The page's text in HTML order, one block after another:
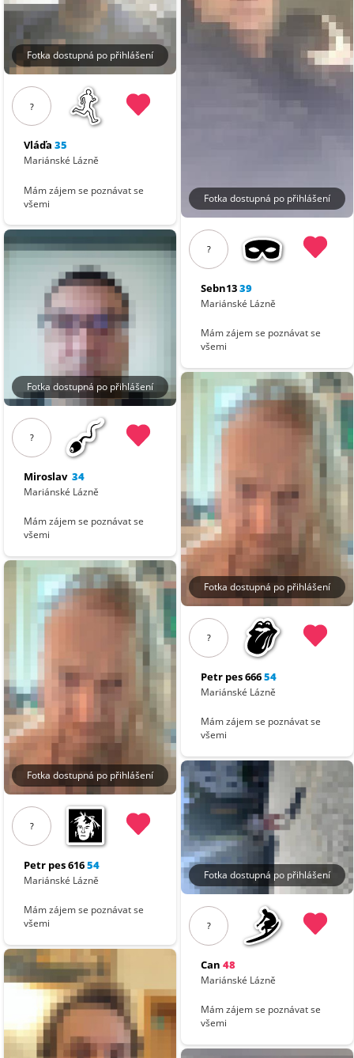
Fotka dostupná po přihlášení
?
Vláďa 35
Mariánské Lázně
Mám zájem se poznávat se
všemi
Fotka dostupná po přihlášení
?
Miroslav 34
Mariánské Lázně
Mám zájem se poznávat se
všemi
Fotka dostupná po přihlášení
?
Petr pes 61654
Mariánské Lázně
Mám zájem se poznávat se
všemi
Fotka dostupná po přihlášení
?
Sebn1339
Mariánské Lázně
Mám zájem se poznávat se
všemi
Fotka dostupná po přihlášení
?
Petr pes 66654
Mariánské Lázně
Mám zájem se poznávat se
všemi
Fotka dostupná po přihlášení
?
Can 48
Mariánské Lázně
Mám zájem se poznávat se
všemi